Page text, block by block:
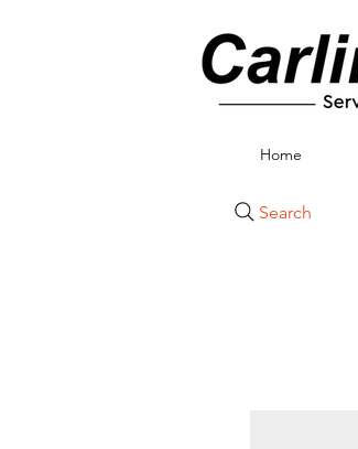
Home
Search